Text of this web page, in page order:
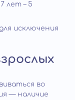
лет – 5
исключения
во
— наличие